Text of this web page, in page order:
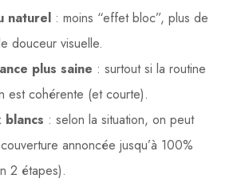
naturel : moins “effet bloc”, plus de
douceur visuelle.
plus saine : surtout si la routine
est cohérente (et courte).
blancs : selon la situation, on peut
annoncée jusqu’à 100%
2 étapes).